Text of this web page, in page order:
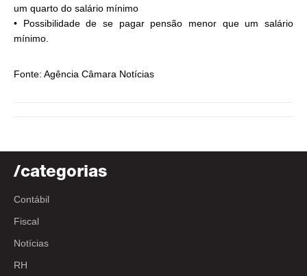
/categorias
Contábil
Fiscal
Notícias
RH
um quarto do salário mínimo
• Possibilidade de se pagar pensão menor que um salário
mínimo.
Fonte: Agência Câmara Notícias